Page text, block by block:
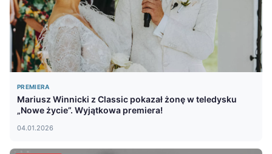
PREMIERA
Mariusz Winnicki z Classic pokazał żonę w teledysku
„Nowe życie”. Wyjątkowa premiera!
04.01.2026